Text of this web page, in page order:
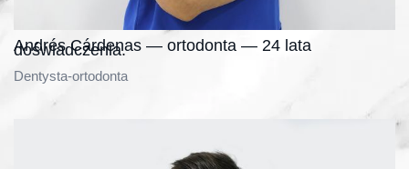
Andrés Cárdenas — ortodonta — 24 lata
doświadczenia.
Dentysta-ortodonta